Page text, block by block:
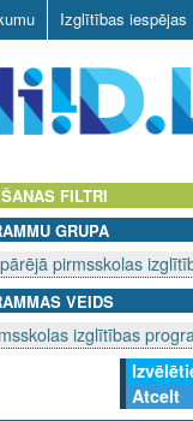
Izglītības iespējas
FILTRI
GRUPA
pirmsskolas
VEIDS
izglītības
Atcelt